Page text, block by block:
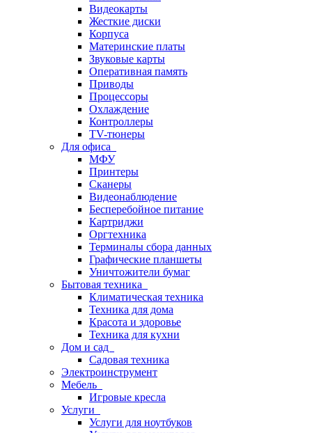
Видеокарты
Жесткие диски
Корпуса
Материнские платы
Звуковые карты
Оперативная память
Приводы
Процессоры
Охлаждение
Контроллеры
TV-тюнеры
Для офиса
МФУ
Принтеры
Сканеры
Видеонаблюдение
Бесперебойное питание
Картриджи
Оргтехника
Терминалы сбора данных
Графические планшеты
Уничтожители бумаг
Бытовая техника
Климатическая техника
Техника для дома
Красота и здоровье
Техника для кухни
Дом и сад
Садовая техника
Электроинструмент
Мебель
Игровые кресла
Услуги
Услуги для ноутбуков